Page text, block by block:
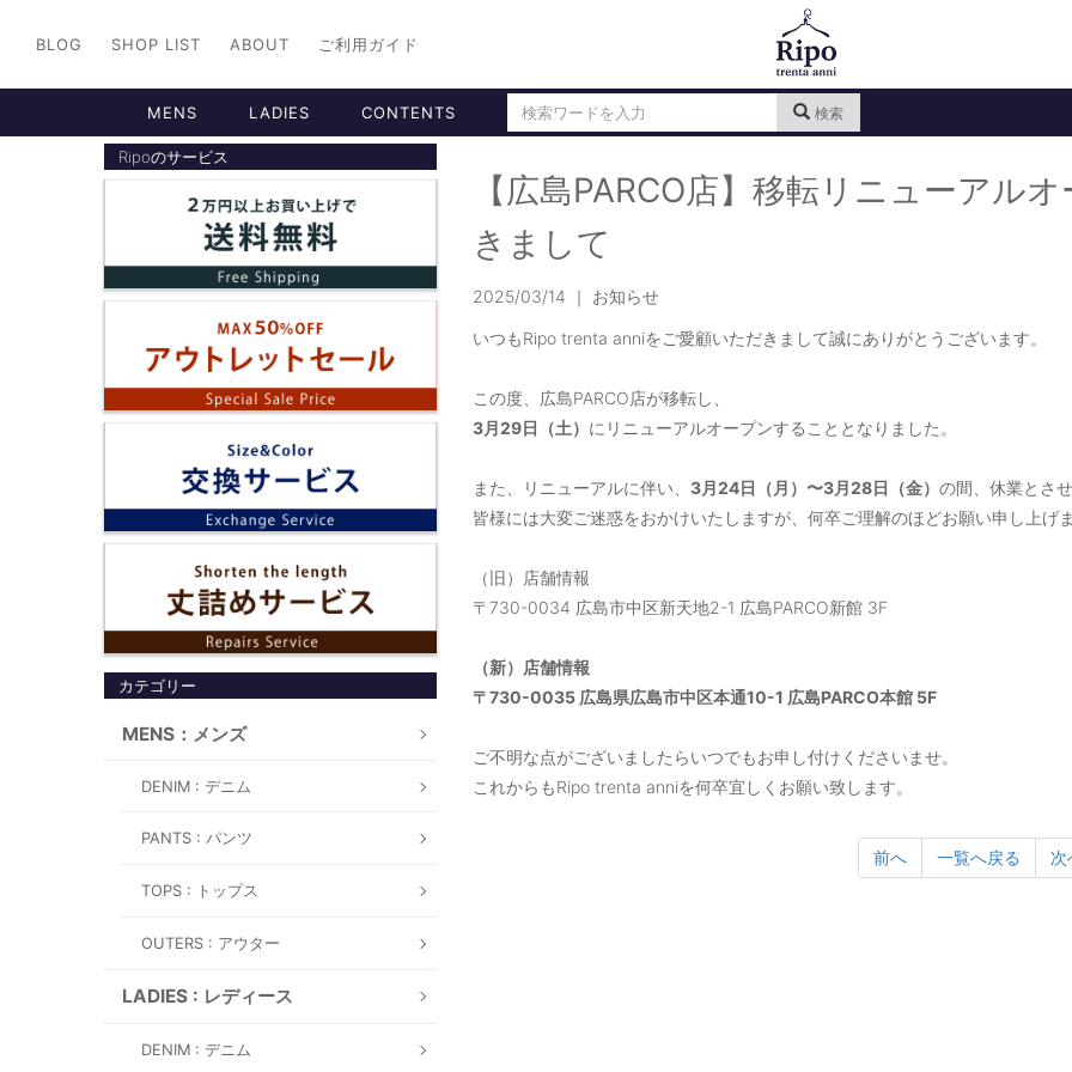
BLOG SHOP LIST ABOUT ご利用ガイド
MENS LADIES CONTENTS 検索
Ripoのサービス
カテゴリー
MENS：メンズ
DENIM : デニム
PANTS : パンツ
TOPS : トップス
OUTERS : アウター
LADIES : レディース
DENIM : デニム
【広島PARCO店】移転リニューアル
きまして
2025/03/14 ｜ お知らせ
いつもRipo trenta anniをご愛顧いただきまして誠にありがとうございます。
この度、広島PARCO店が移転し、
3月29日（土） にリニューアルオープンすることとなりました。
また、リニューアルに伴い、 3月24日（月）〜3月28日（金） の間、休業とさ
皆様には大変ご迷惑をおかけいたしますが、何卒ご理解のほどお願い申し上げ
（旧）店舗情報
〒730-0034 広島市中区新天地2-1 広島PARCO新館 3F
（新）店舗情報
〒730-0035 広島県広島市中区本通10-1 広島PARCO本館 5F
ご不明な点がございましたらいつでもお申し付けくださいませ。
これからもRipo trenta anniを何卒宜しくお願い致します。
前へ 一覧へ戻る 次